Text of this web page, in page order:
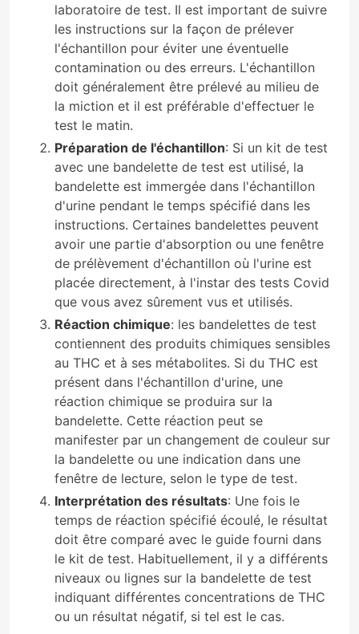
laboratoire de test. Il est important de suivre
les instructions sur la façon de prélever
l'échantillon pour éviter une éventuelle
contamination ou des erreurs. L'échantillon
doit généralement être prélevé au milieu de
la miction et il est préférable d'effectuer le
test le matin.
Préparation de l'échantillon: Si un kit de test
avec une bandelette de test est utilisé, la
bandelette est immergée dans l'échantillon
d'urine pendant le temps spécifié dans les
instructions. Certaines bandelettes peuvent
avoir une partie d'absorption ou une fenêtre
de prélèvement d'échantillon où l'urine est
placée directement, à l'instar des tests Covid
que vous avez sûrement vus et utilisés.
Réaction chimique: les bandelettes de test
contiennent des produits chimiques sensibles
au THC et à ses métabolites. Si du THC est
présent dans l'échantillon d'urine, une
réaction chimique se produira sur la
bandelette. Cette réaction peut se
manifester par un changement de couleur sur
la bandelette ou une indication dans une
fenêtre de lecture, selon le type de test.
Interprétation des résultats: Une fois le
temps de réaction spécifié écoulé, le résultat
doit être comparé avec le guide fourni dans
le kit de test. Habituellement, il y a différents
niveaux ou lignes sur la bandelette de test
indiquant différentes concentrations de THC
ou un résultat négatif, si tel est le cas.